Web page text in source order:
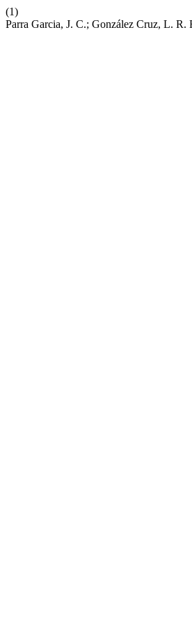
(1)
Parra Garcia, J. C.; González Cruz, L. R.